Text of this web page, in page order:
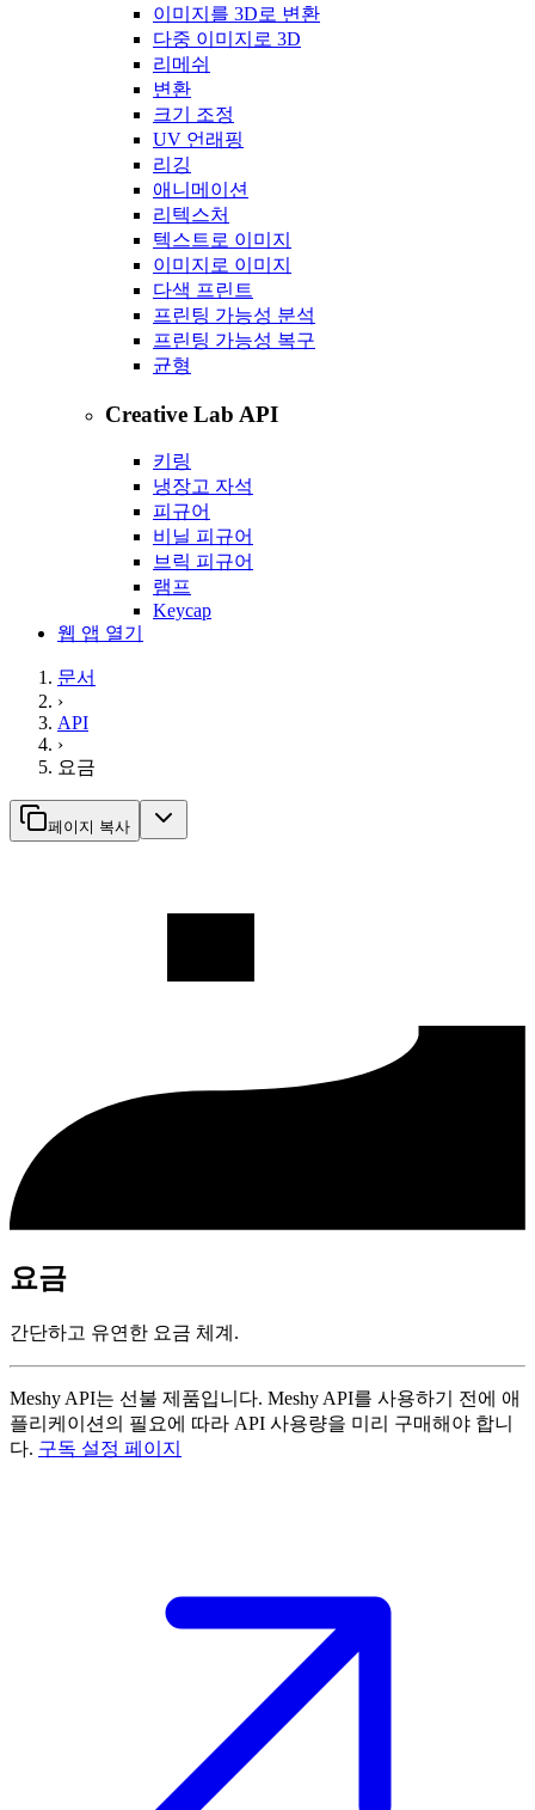
이미지를 3D로 변환
다중 이미지로 3D
리메쉬
변환
크기 조정
UV 언래핑
리깅
애니메이션
리텍스처
텍스트로 이미지
이미지로 이미지
다색 프린트
프린팅 가능성 분석
프린팅 가능성 복구
균형
Creative Lab API
키링
냉장고 자석
피규어
비닐 피규어
브릭 피규어
램프
Keycap
웹 앱 열기
문서
›
API
›
요금
페이지 복사
요금
간단하고 유연한 요금 체계.
Meshy API는 선불 제품입니다. Meshy API를 사용하기 전에 애
플리케이션의 필요에 따라 API 사용량을 미리 구매해야 합니
다. 구독 설정 페이지